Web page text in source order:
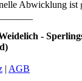
Abwicklung ist
-
| AGB